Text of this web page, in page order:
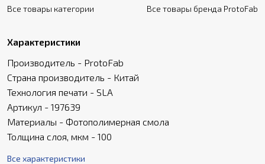
Все товары категории Все товары бренда ProtoFab
Характеристики
Производитель - ProtoFab
Страна производитель - Китай
Технология печати - SLA
Артикул - 197639
Материалы - Фотополимерная смола
Толщина слоя, мкм - 100
Все характеристики